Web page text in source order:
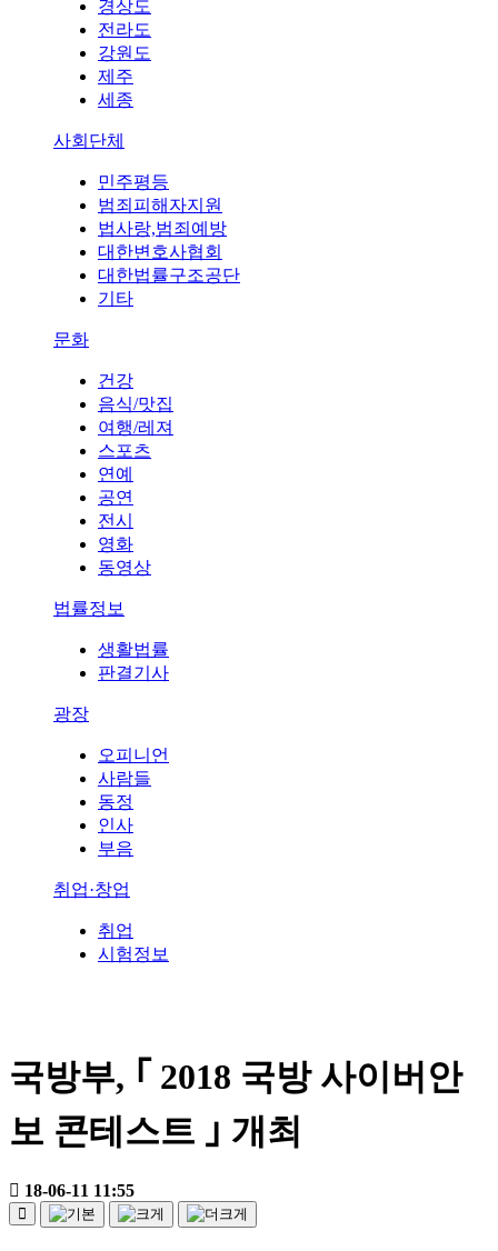
경상도
전라도
강원도
제주
세종
사회단체
민주평등
범죄피해자지원
법사랑,범죄예방
대한변호사협회
대한법률구조공단
기타
문화
건강
음식/맛집
여행/레져
스포츠
연예
공연
전시
영화
동영상
법률정보
생활법률
판결기사
광장
오피니언
사람들
동정
인사
부음
취업·창업
취업
시험정보
국방부, ｢ 2018 국방 사이버안
보 콘테스트 ｣ 개최
18-06-11 11:55